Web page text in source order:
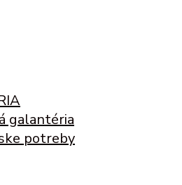
galantéria
potreby